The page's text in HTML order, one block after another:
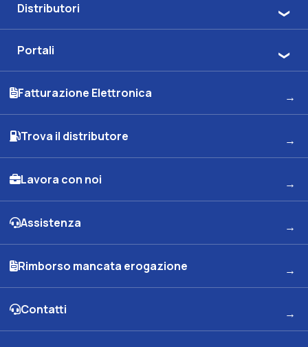
Distributori
Portali
Fatturazione Elettronica
Trova il distributore
Lavora con noi
Assistenza
Rimborso mancata erogazione
Contatti